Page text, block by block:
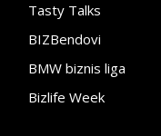
Tasty Talks
BIZBendovi
BMW biznis liga
Bizlife Week